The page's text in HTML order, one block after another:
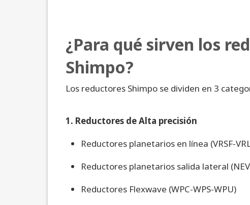
¿Para qué sirven los
Shimpo?
Los reductores Shimpo se dividen en 3
1. Reductores de Alta precisión
Reductores planetarios en línea (VRSF-
Reductores planetarios salida lateral
Reductores Flexwave (WPC-WPS-WPU)